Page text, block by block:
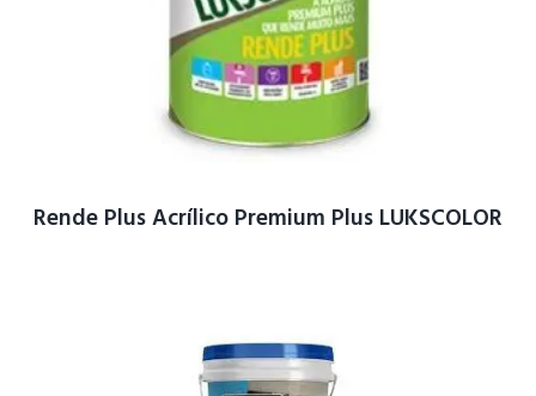
Rende Plus Acrílico Premium Plus LUKSCOLOR